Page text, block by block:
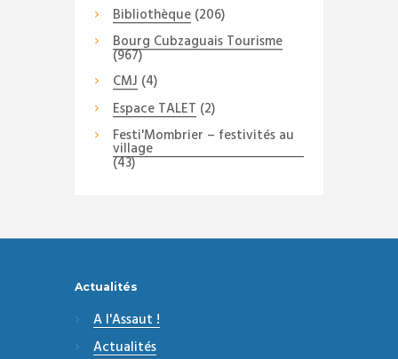
Bibliothèque(206)
Bourg Cubzaguais Tourisme
(967)
CMJ (4)
Espace TALET (2)
Festi'Mombrier – festivités au
village
(43)
Actualités
A l'Assaut !
Actualités